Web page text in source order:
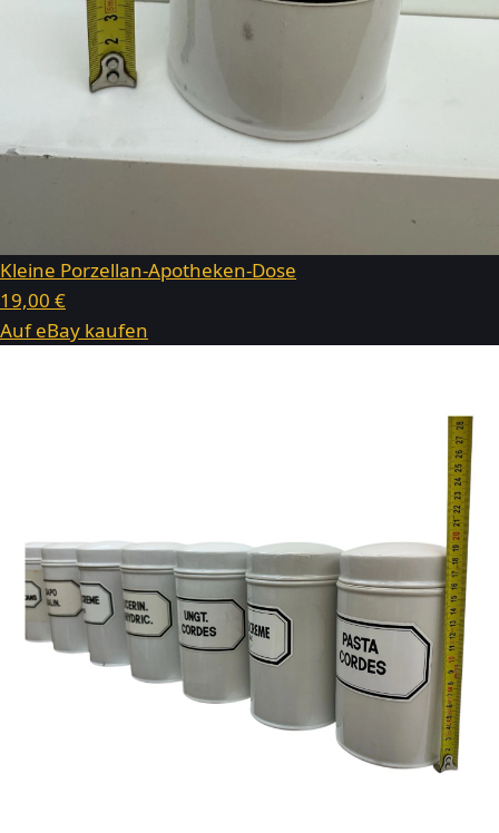
Kleine Porzellan-Apotheken-Dose
19,00 €
Auf eBay kaufen